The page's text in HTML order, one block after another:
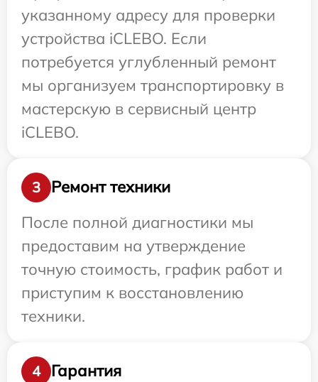
указанному адресу для проверки
устройства iCLEBO. Если
потребуется углубленный ремонт
мы организуем транспортировку в
мастерскую в сервисный центр
iCLEBO.
3
Ремонт техники
После полной диагностики мы
предоставим на утверждение
точную стоимость, график работ и
приступим к восстановлению
техники.
4
Гарантия